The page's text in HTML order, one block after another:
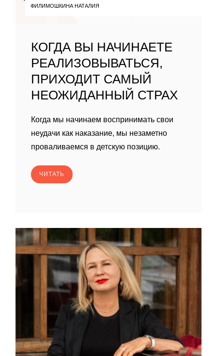
ФИЛИМОШКИНА НАТАЛИЯ
КОГДА ВЫ НАЧИНАЕТЕ
РЕАЛИЗОВЫВАТЬСЯ,
ПРИХОДИТ САМЫЙ
НЕОЖИДАННЫЙ СТРАХ
Когда мы начинаем воспринимать свои
неудачи как наказание, мы незаметно
проваливаемся в детскую позицию.
ЧИТАТЬ